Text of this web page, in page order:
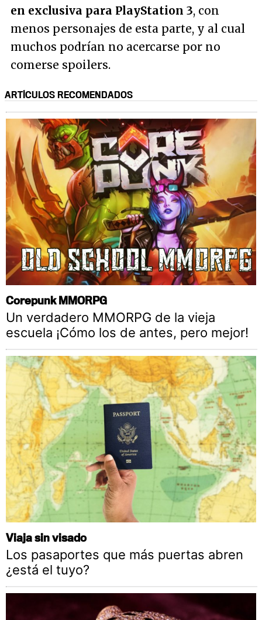
en exclusiva para PlayStation 3, con
menos personajes de esta parte, y al cual
muchos podrían no acercarse por no
comerse spoilers.
ARTÍCULOS RECOMENDADOS
Corepunk MMORPG
Un verdadero MMORPG de la vieja
escuela ¡Cómo los de antes, pero mejor!
Viaja sin visado
Los pasaportes que más puertas abren
¿está el tuyo?